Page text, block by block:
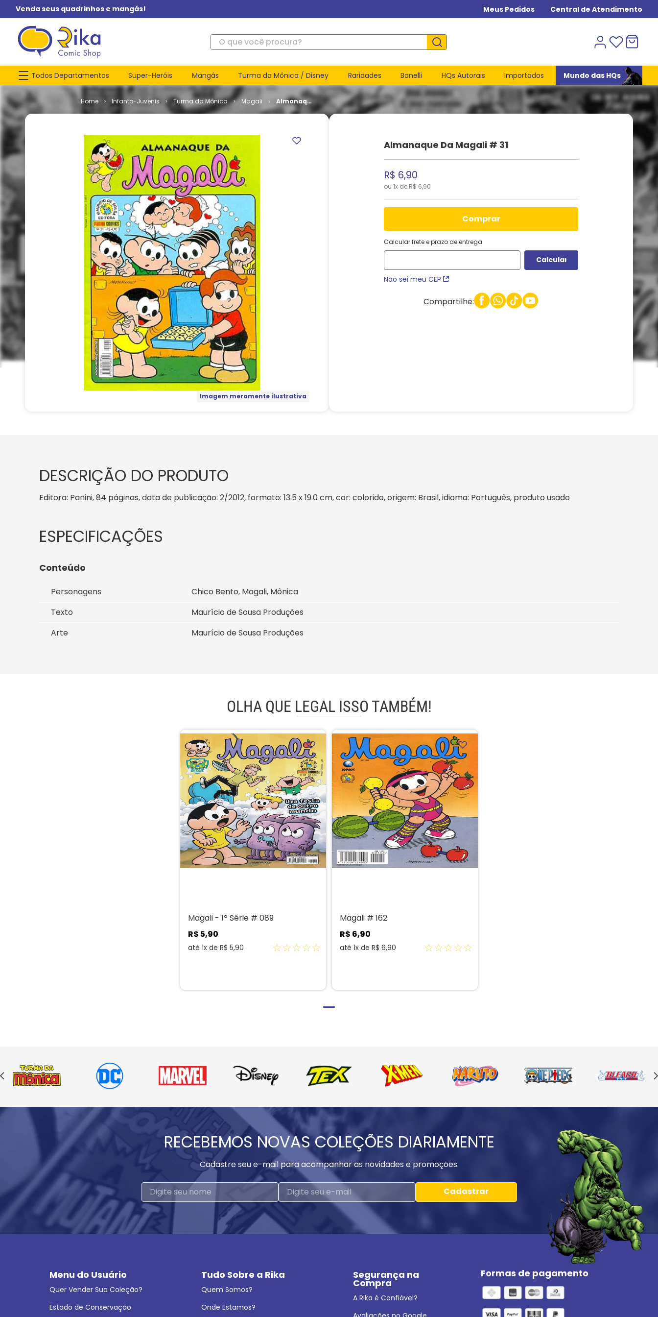
Venda seus quadrinhos e mangás! Meus Pedidos Central de Atendimento
O que você procura?
Todos Departamentos Super-Heróis Mangás Turma da Mônica / Disney Raridades Bonelli HQs Autorais Importados Mundo das HQs
Infanto-Juvenis Turma da Mônica Magali
Almanaque
da Magali
Imagem meramente ilustrativa
Almanaque Da Magali # 31
R$ 6,90
ou 1x de R$ 6,90
comprar
Calcular frete e prazo de entrega
Não sei meu CEP
Compartilhe:
DESCRIÇÃO DO PRODUTO
Editora: Panini, 84 páginas, data de publicação: 2/2012, formato: 13.5 x 19.0 cm, cor: colorido, origem: Brasil, idioma: Português, produto usado
Conteúdo
Personagens
Chico Bento, Magali, Mônica
Texto
Maurício de Sousa Produções
Arte
Maurício de Sousa Produções
OLHA QUE LEGAL ISSO TAMBÉM!
Magali - 1ª Série # 089
R$ 5,90
até 1x de R$ 5,90 ☆☆☆☆☆
Magali # 162
R$ 6,90
até 1x de R$ 6,90 ☆☆☆☆☆
RECEBEMOS NOVAS COLEÇÕES DIARIAMENTE
Cadastre seu e-mail para acompanhar as novidades e promoções.
Cadastrar
Menu do Usuário
Quer Vender Sua Coleção?
Estado de Conservação
Tudo Sobre a Rika
Quem Somos?
Onde Estamos?
Segurança na
Compra
A Rika é Confiável?
Formas de pagamento